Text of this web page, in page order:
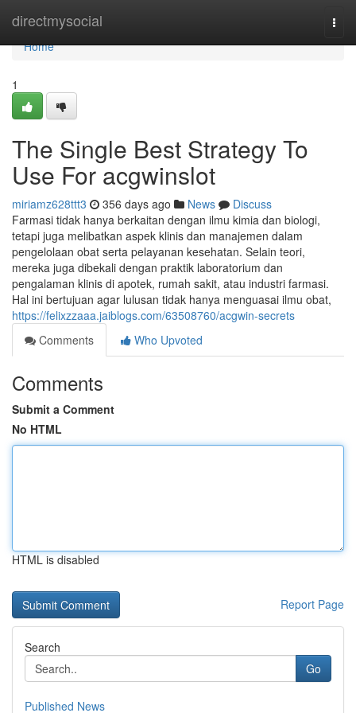
directmysocial
Home
Home
1
The Single Best Strategy To
Use For acgwinslot
miriamz628ttt3 356 days ago News
Discuss
Farmasi tidak hanya berkaitan dengan ilmu kimia dan biologi,
tetapi juga melibatkan aspek klinis dan manajemen dalam
pengelolaan obat serta pelayanan kesehatan. Selain teori,
mereka juga dibekali dengan praktik laboratorium dan
pengalaman klinis di apotek, rumah sakit, atau industri farmasi.
Hal ini bertujuan agar lulusan tidak hanya menguasai ilmu obat,
https://felixzzaaa.jaiblogs.com/63508760/acgwin-secrets
Comments
Who Upvoted
Comments
Submit a Comment
No HTML
HTML is disabled
Report Page
Search
Go
Published News